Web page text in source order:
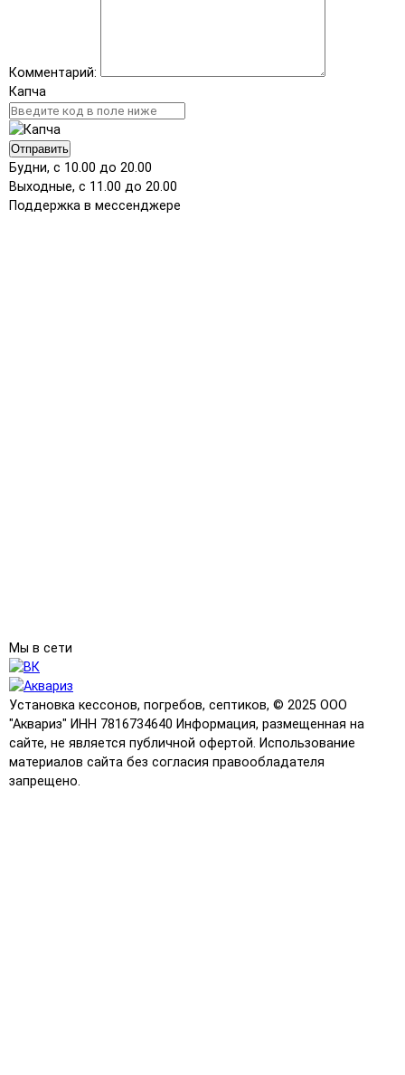
Комментарий:
Капча
Отправить
Будни, с 10.00 до 20.00
Выходные, с 11.00 до 20.00
Поддержка в мессенджере
Мы в сети
Установка кессонов, погребов, септиков, © 2025 ООО
"Аквариз" ИНН 7816734640 Информация, размещенная на
сайте, не является публичной офертой. Использование
материалов сайта без согласия правообладателя
запрещено.